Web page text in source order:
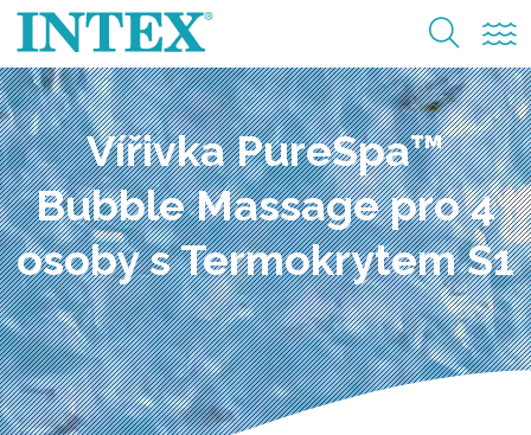
Vířivka PureSpa™
Bubble Massage pro 4
osoby s Termokrytem S1